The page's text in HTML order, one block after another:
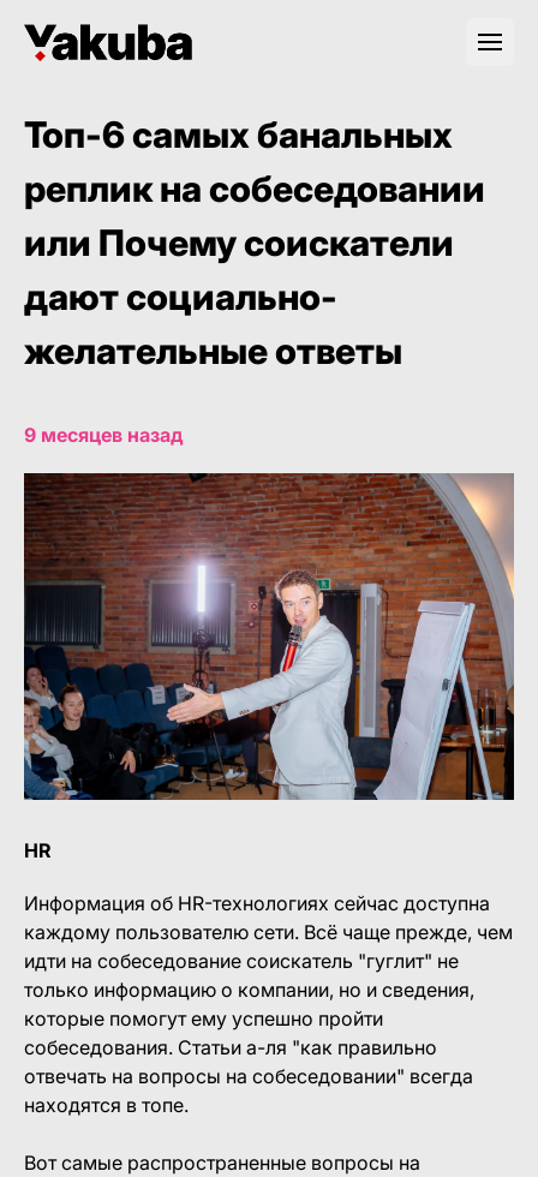
Топ-6 самых банальных
реплик на собеседовании
или Почему соискатели
дают социально-
желательные ответы
9 месяцев назад
HR
Информация об HR-технологиях сейчас доступна
каждому пользователю сети. Всё чаще прежде, чем
идти на собеседование соискатель "гуглит" не
только информацию о компании, но и сведения,
которые помогут ему успешно пройти
собеседования. Статьи а-ля "как правильно
отвечать на вопросы на собеседовании" всегда
находятся в топе.
Вот самые распространенные вопросы на